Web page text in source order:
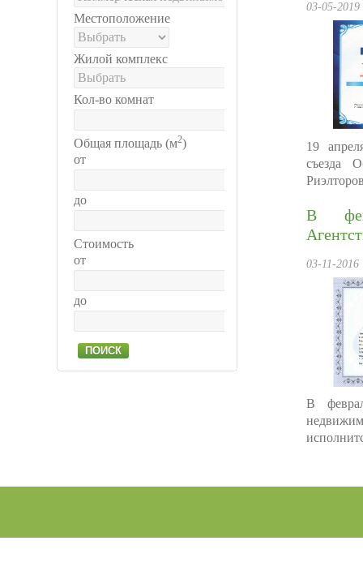
Местоположение
Жилой комплекс
Кол-во комнат
Общая площадь (м2)
от
до
Стоимость
от
до
ПОИСК
03-05-2019
19
съезда
В
03-11-2016
В